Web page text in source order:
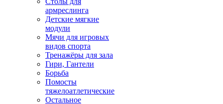
армреслинга
Детские мягкие
модули
Мячи для игровых
видов спорта
Тренажёры для зала
Гири, Гантели
Борьба
Помосты
тяжелоатлетические
Остальное